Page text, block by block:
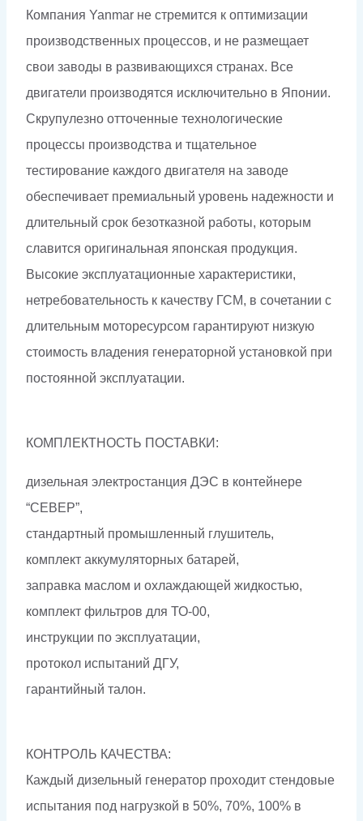
Компания Yanmar не стремится к оптимизации
производственных процессов, и не размещает
свои заводы в развивающихся странах. Все
двигатели производятся исключительно в Японии.
Скрупулезно отточенные технологические
процессы производства и тщательное
тестирование каждого двигателя на заводе
обеспечивает премиальный уровень надежности и
длительный срок безотказной работы, которым
славится оригинальная японская продукция.
Высокие эксплуатационные характеристики,
нетребовательность к качеству ГСМ, в сочетании с
длительным моторесурсом гарантируют низкую
стоимость владения генераторной установкой при
постоянной эксплуатации.
КОМПЛЕКТНОСТЬ ПОСТАВКИ:
дизельная электростанция ДЭС в контейнере
“СЕВЕР”,
стандартный промышленный глушитель,
комплект аккумуляторных батарей,
заправка маслом и охлаждающей жидкостью,
комплект фильтров для ТО-00,
инструкции по эксплуатации,
протокол испытаний ДГУ,
гарантийный талон.
КОНТРОЛЬ КАЧЕСТВА:
Каждый дизельный генератор проходит стендовые
испытания под нагрузкой в 50%, 70%, 100% в